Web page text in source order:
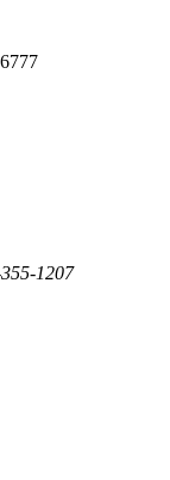
1207